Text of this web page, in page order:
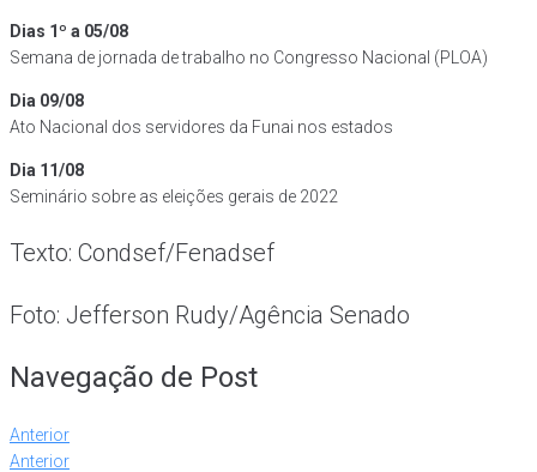
Dias 1º a 05/08
Semana de jornada de trabalho no Congresso Nacional (PLOA)
Dia 09/08
Ato Nacional dos servidores da Funai nos estados
Dia 11/08
Seminário sobre as eleições gerais de 2022
Texto: Condsef/Fenadsef
Foto: Jefferson Rudy/Agência Senado
Navegação de Post
Anterior
Anterior